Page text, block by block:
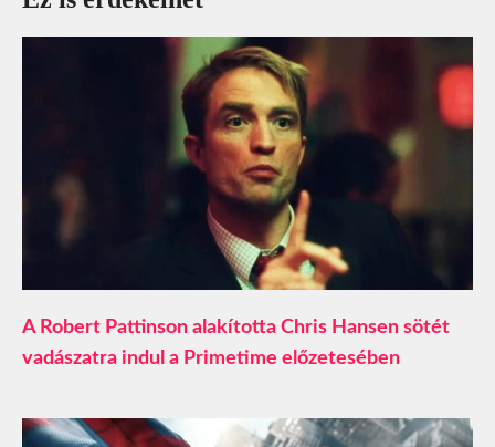
A Robert Pattinson alakította Chris Hansen sötét
vadászatra indul a Primetime előzetesében